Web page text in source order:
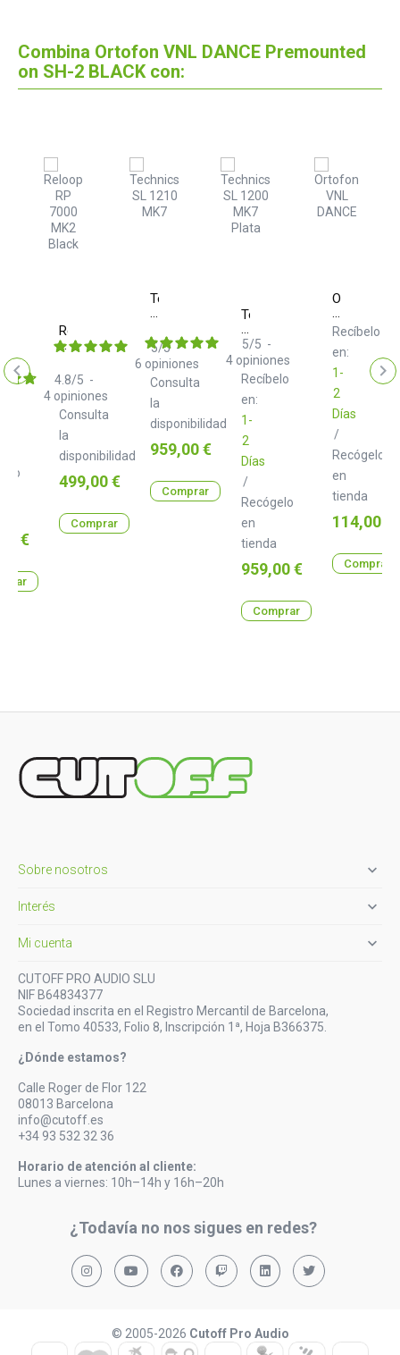
Combina Ortofon VNL DANCE Premounted
on SH-2 BLACK con:
€
Reloop
RP
MK2
Black
Consulta
la
disponibilidad
4.8/5 -
4 opiniones
Precio
499,00 €
Comprar
Technics
SL
MK7
Consulta
la
disponibilidad
5/5 -
6 opiniones
Precio
959,00 €
Comprar
Technics
SL
1200
MK7
Plata
Recíbelo
en:
1-
2
Días
/
Recógelo
en
tienda
5/5 -
4 opiniones
Precio
959,00 €
Comprar
Ortofon
VNL
DANCE
Recíbelo
en:
1-
2
Días
/
Recógelo
en
tienda
Precio
114,00 €
Comprar
Sobre nosotros 
Interés 
Mi cuenta 
CUTOFF PRO AUDIO SLU
NIF B64834377
Sociedad inscrita en el Registro Mercantil de Barcelona,
en el Tomo 40533, Folio 8, Inscripción 1ª, Hoja B366375.
¿Dónde estamos?
Calle Roger de Flor 122
08013 Barcelona
info@cutoff.es
+34 93 532 32 36
Horario de atención al cliente:
Lunes a viernes: 10h–14h y 16h–20h
¿Todavía no nos sigues en redes?
© 2005-2026 Cutoff Pro Audio